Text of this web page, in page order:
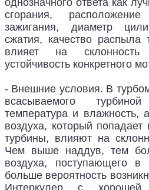
сгорания,
зажигания, диаметр
сжатия, качество
влияет на
устойчивость конкретного
- Внешние условия. В
всасываемого
температура и влажность,
воздуха, который
турбины, влияют на
Чем выше наддув, тем
воздуха, поступающего
больше вероятность
Интеркулер с хорошей